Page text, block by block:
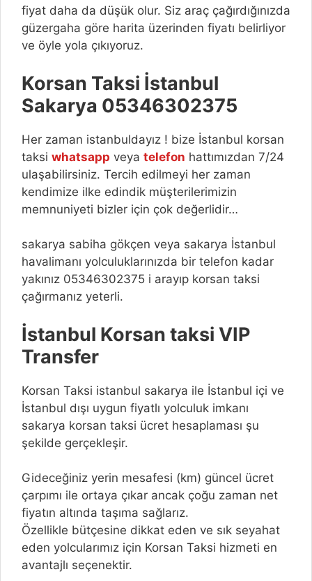
fiyat daha da düşük olur. Siz araç çağırdığınızda
güzergaha göre harita üzerinden fiyatı belirliyor
ve öyle yola çıkıyoruz.
Korsan Taksi İstanbul
Sakarya 05346302375
Her zaman istanbuldayız ! bize İstanbul korsan
taksi whatsapp veya telefon hattımızdan 7/24
ulaşabilirsiniz. Tercih edilmeyi her zaman
kendimize ilke edindik müşterilerimizin
memnuniyeti bizler için çok değerlidir…
sakarya sabiha gökçen veya sakarya İstanbul
havalimanı yolculuklarınızda bir telefon kadar
yakınız 05346302375 i arayıp korsan taksi
çağırmanız yeterli.
İstanbul Korsan taksi VIP
Transfer
Korsan Taksi istanbul sakarya ile İstanbul içi ve
İstanbul dışı uygun fiyatlı yolculuk imkanı
sakarya korsan taksi ücret hesaplaması şu
şekilde gerçekleşir.
Gideceğiniz yerin mesafesi (km) güncel ücret
çarpımı ile ortaya çıkar ancak çoğu zaman net
fiyatın altında taşıma sağlarız.
Özellikle bütçesine dikkat eden ve sık seyahat
eden yolcularımız için Korsan Taksi hizmeti en
avantajlı seçenektir.